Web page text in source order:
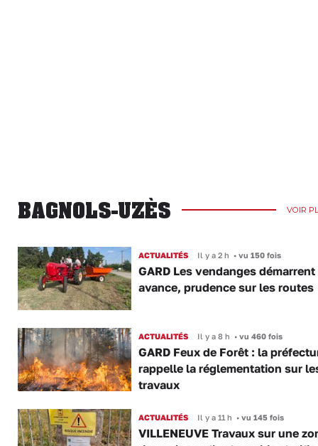
BAGNOLS-UZÈS VOIR
ACTUALITÉS Il y a 2 h •vu 150 fois
GARD Les vendanges démarrent
avance, prudence sur les routes
ACTUALITÉS Il y a 8 h •vu 460 fois
GARD Feux de Forêt : la
rappelle la réglementation sur
travaux
ACTUALITÉS Il y a 11 h •vu 145 fois
VILLENEUVE Travaux sur une